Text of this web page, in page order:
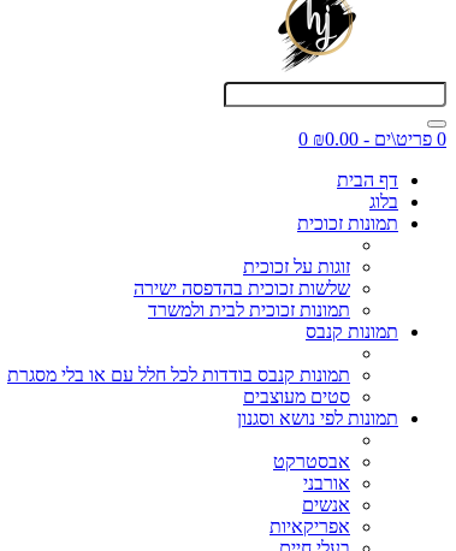
0 פריט\ים - ₪0.00
0
דף הבית
בלוג
תמונות זכוכית
זוגות על זכוכית
שלשות זכוכית בהדפסה ישירה
תמונות זכוכית לבית ולמשרד
תמונות קנבס
תמונות קנבס בודדות לכל חלל עם או בלי מסגרת
סטים מעוצבים
תמונות לפי נושא וסגנון
אבסטרקט
אורבני
אנשים
אפריקאיות